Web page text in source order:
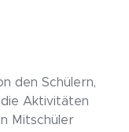
den Schülern,
Aktivitäten
Mitschüler